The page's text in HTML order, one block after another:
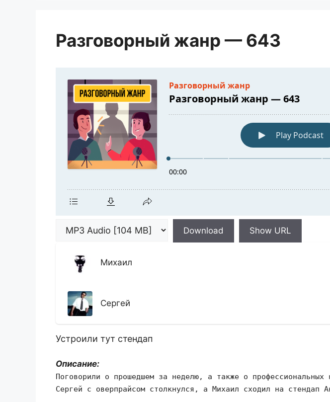
Разговорный жанр — 643
Download Show URL
Михаил
Сергей
Устроили тут стендап
Описание:
Поговорили о прошедшем за неделю, а также о
Сергей с оверпрайсом столкнулся, а Михаил сходил на стендап